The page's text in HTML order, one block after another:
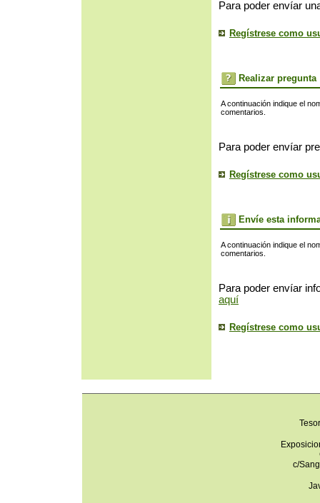
Para poder envíar
Regístrese como
Realizar pregunta
A continuación indique el
comentarios.
Para poder envíar
Regístrese como
Envíe esta
A continuación indique el
comentarios.
Para poder envíar
aquí
Regístrese como
c/